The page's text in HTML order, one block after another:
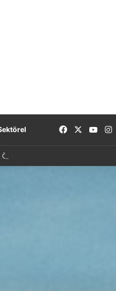
Facebook
Fiyat Avantajı